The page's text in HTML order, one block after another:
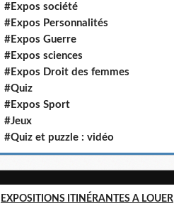
#Expos société
#Expos Personnalités
#Expos Guerre
#Expos sciences
#Expos Droit des femmes
#Quiz
#Expos Sport
#Jeux
#Quiz et puzzle : vidéo
EXPOSITIONS ITINÉRANTES A LOUER